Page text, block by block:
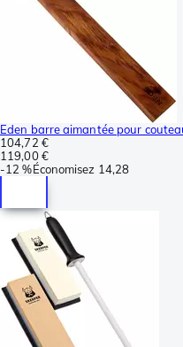
Eden barre aimantée pour
104,72 €
119,00 €
-12 %Économisez 14,28